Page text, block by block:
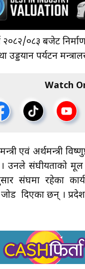
२०८२/०८३ बजेट
उड्डयान पर्यटन
Watch
एवं अर्थमन्त्री
उनले संघीयताको
संघमा रहेका
दिएका छन् ।